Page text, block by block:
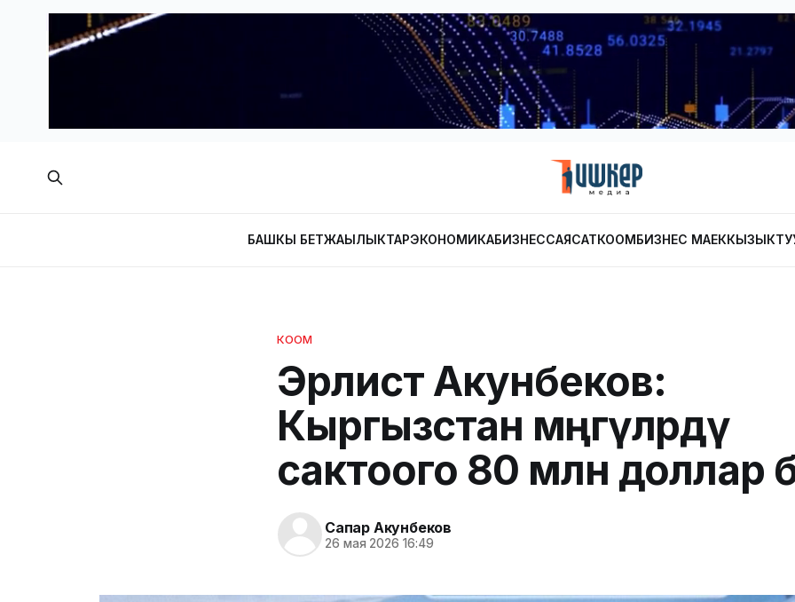
БАШКЫ БЕТЖАҢЫЛЫКТАРЭКОНОМИКАБИЗНЕССАЯСАТКООМБИЗНЕС МАЕК
КООМ
Эрлист Акунбеков:
Кыргызстан мөңгүлөрдү
сактоого 80 млн доллар
Сапар Акунбеков
26 мая 2026 16:49